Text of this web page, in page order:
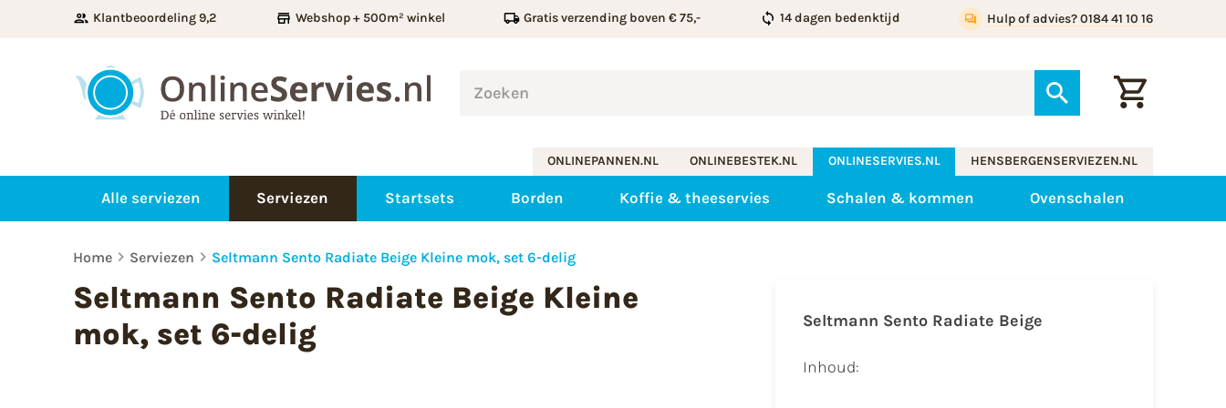
Klantbeoordeling 9,2 Webshop + 500m² winkel Gratis verzending boven € 75,- 14 dagen bedenktijd Hulp of advies? 0184 41 10 16
ONLINEPANNEN.NL ONLINEBESTEK.NL ONLINESERVIES.NL HENSBERGENSERVIEZEN.NL
Alle serviezen Serviezen Startsets Borden Koffie & theeservies Schalen & kommen Ovenschalen
Home Serviezen Seltmann Sento Radiate Beige Kleine mok, set 6-delig
Seltmann Sento Radiate Beige Kleine
mok, set 6-delig
Seltmann Sento Radiate Beige
Inhoud: